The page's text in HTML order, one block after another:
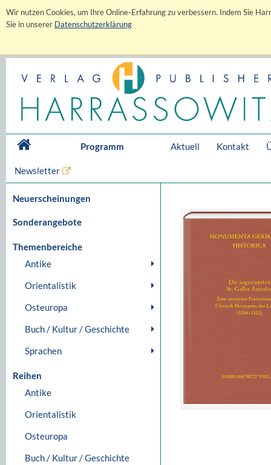
Wir nutzen Cookies, um Ihre Online-Erfahrung zu verbessern. Indem Sie
Sie in unserer Datenschutzerklärung
Programm Aktuell Kontakt
Newsletter
Neuerscheinungen
Sonderangebote
Themenbereiche
Antike
Orientalistik
Osteuropa
Buch / Kultur / Geschichte
Sprachen
Reihen
Antike
Orientalistik
Osteuropa
Buch / Kultur / Geschichte